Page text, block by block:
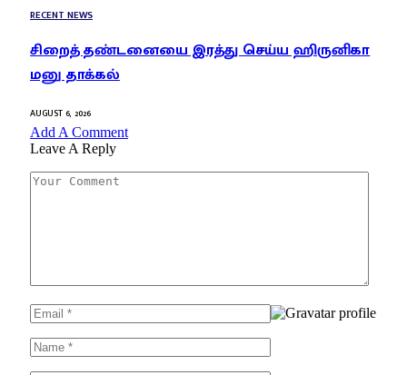
RECENT NEWS
சிறைத் தண்டனையை இரத்து செய்ய ஹிருனிகா
மனு தாக்கல்
AUGUST 6, 2026
Add A Comment
Leave A Reply